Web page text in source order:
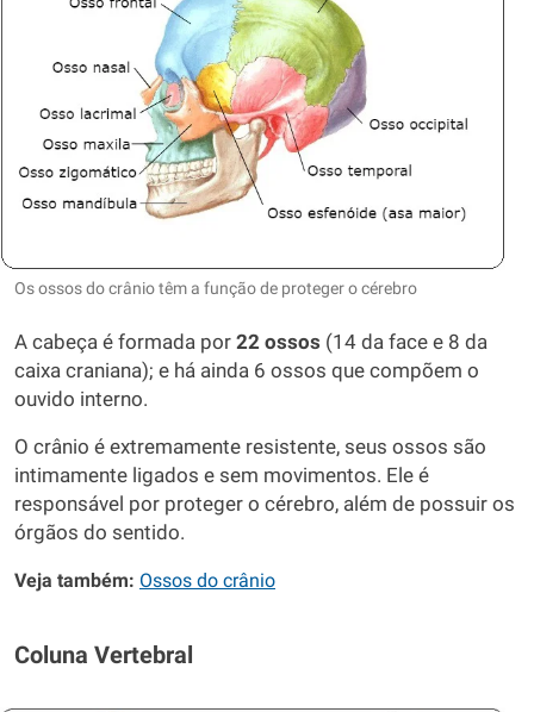
Os ossos do crânio têm a função de proteger o cérebro
A cabeça é formada por 22 ossos (14 da face e 8 da
caixa craniana); e há ainda 6 ossos que compõem o
ouvido interno.
O crânio é extremamente resistente, seus ossos são
intimamente ligados e sem movimentos. Ele é
responsável por proteger o cérebro, além de possuir os
órgãos do sentido.
Veja também: Ossos do crânio
Coluna Vertebral